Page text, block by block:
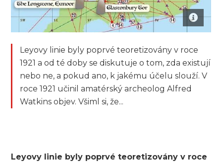
Leyovy linie byly poprvé teoretizovány v roce
1921 a od té doby se diskutuje o tom, zda existují
nebo ne, a pokud ano, k jakému účelu slouží. V
roce 1921 učinil amatérský archeolog Alfred
Watkins objev. Všiml si, že...
Leyovy linie byly poprvé teoretizovány v roce